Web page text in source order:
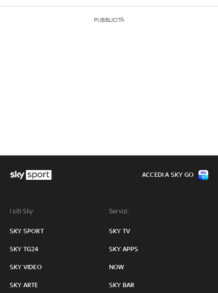
PUBBLICITÀ
I siti Sky:
SKY SPORT
SKY TG24
SKY VIDEO
SKY ARTE
Servizi:
SKY TV
SKY APPS
NOW
SKY BAR
ACCEDI A SKY GO